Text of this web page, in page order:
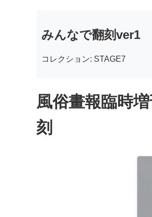
みんなで翻刻ver1
コレクション: STAGE7
風俗畫報臨時
刻